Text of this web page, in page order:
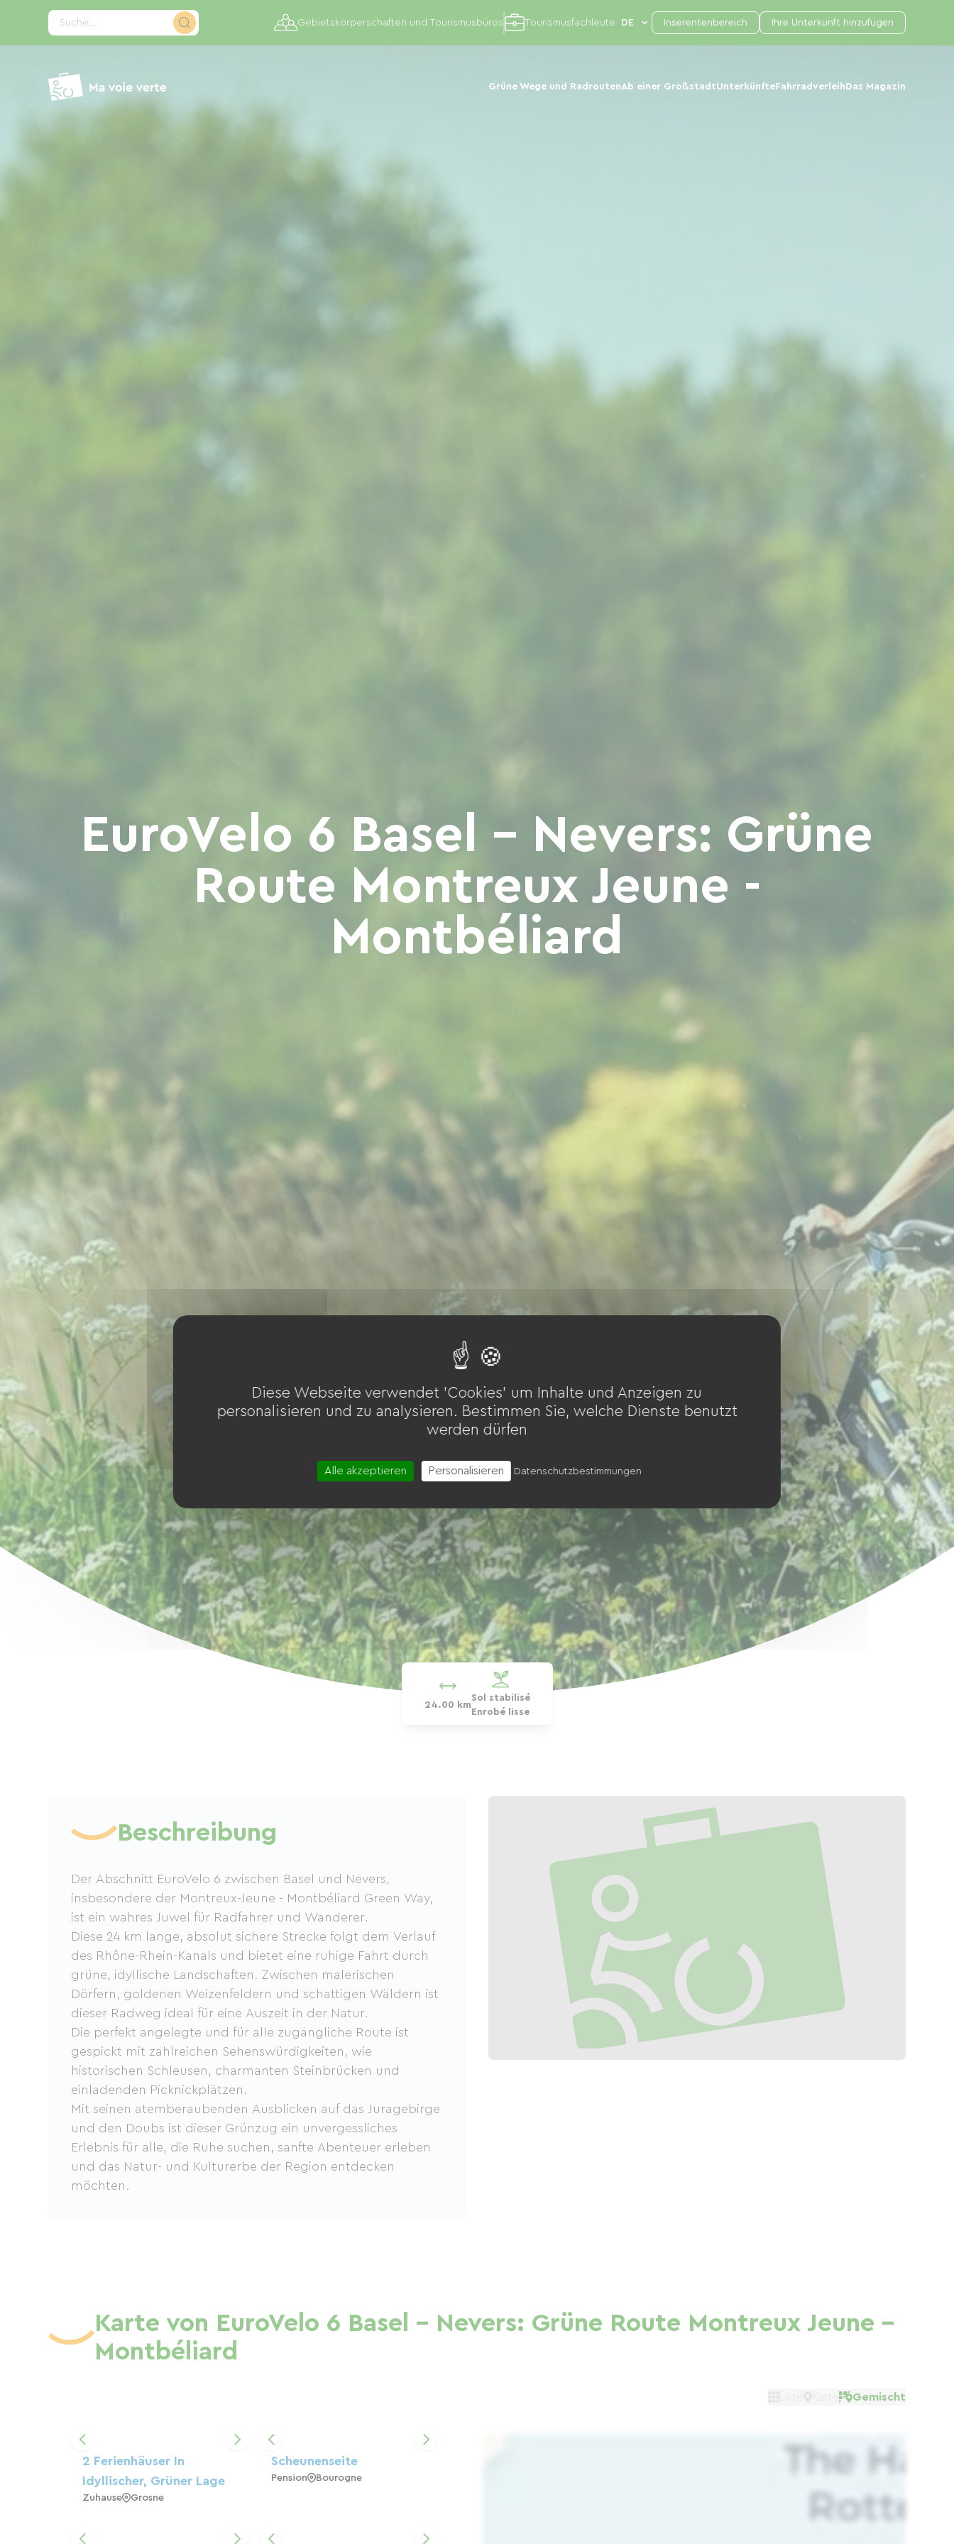
Suche...
Grüne Wege und RadroutenAb einer GroßstadtUnterkünfte Fahrradverleih Das Magazin
Gebietskörperschaften und Tourismusbüros Tourismusfachleute Inserentenbereich Ihre Unterkunft hinzufügen
EuroVelo 6 Basel - Nevers: Grüne
Route Montreux Jeune -
Montbéliard
24.00 km
Sol stabilisé
Enrobé lisse
Beschreibung
Der Abschnitt EuroVelo 6 zwischen Basel und Nevers,
insbesondere der Montreux-Jeune - Montbéliard Green Way,
ist ein wahres Juwel für Radfahrer und Wanderer.
Diese 24 km lange, absolut sichere Strecke folgt dem Verlauf
des Rhône-Rhein-Kanals und bietet eine ruhige Fahrt durch
grüne, idyllische Landschaften. Zwischen malerischen
Dörfern, goldenen Weizenfeldern und schattigen Wäldern ist
dieser Radweg ideal für eine Auszeit in der Natur.
Die perfekt angelegte und für alle zugängliche Route ist
gespickt mit zahlreichen Sehenswürdigkeiten, wie
historischen Schleusen, charmanten Steinbrücken und
einladenden Picknickplätzen.
Mit seinen atemberaubenden Ausblicken auf das Juragebirge
und den Doubs ist dieser Grünzug ein unvergessliches
Erlebnis für alle, die Ruhe suchen, sanfte Abenteuer erleben
und das Natur- und Kulturerbe der Region entdecken
möchten.
Karte von EuroVelo 6 Basel - Nevers: Grüne Route Montreux Jeune -
Montbéliard
Gemischt
2 Ferienhäuser In
Idyllischer, Grüner Lage
Zuhause Grosne
Scheunenseite
Pension Bourogne
Cookie-Einstellungen
Diese Webseite verwendet 'Cookies' um Inhalte und Anzeigen zu
personalisieren und zu analysieren. Bestimmen Sie, welche Dienste benutzt
werden dürfen
Alle akzeptieren Personalisieren Datenschutzbestimmungen